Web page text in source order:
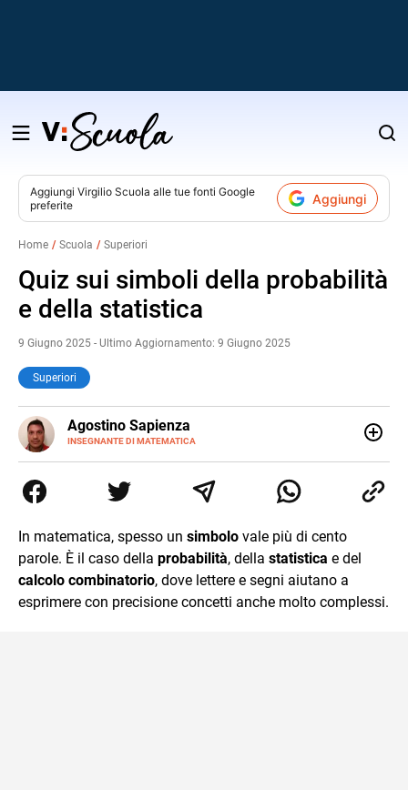
Salta
contenuto
Aggiungi Virgilio Scuola alle tue fonti Google
preferite
Aggiungi
Home Scuola Superiori
Quiz sui simboli della probabilità
e della statistica
9 Giugno 2025 - Ultimo Aggiornamento: 9 Giugno 2025
Superiori
Agostino Sapienza
INSEGNANTE DI MATEMATICA
E-
MAIL
LINKEDIN
Tommaso Gulli. Ho conseguito la laurea triennale in
Relazioni Internazionali a Messina e in Economia
commercialisti sono stato chiamato per una supplenza
covid nella classe di insegnamento A47. Ho poi
conseguito l'abilitazione a Trieste nel sostegno e sono
entrato di ruolo nel 2023
In matematica, spesso un simbolo vale più di cento
parole. È il caso della probabilità, della statistica e del
calcolo combinatorio, dove lettere e segni aiutano a
esprimere con precisione concetti anche molto complessi.